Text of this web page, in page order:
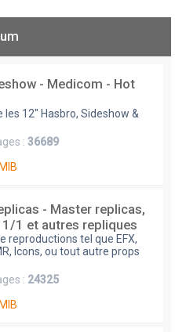
- Medicom - Hot
les 12" Hasbro, Sideshow &
: 36689
- Master replicas,
1 et autres repliques
reproductions tel que EFX,
Icons, ou tout autre props
: 24325